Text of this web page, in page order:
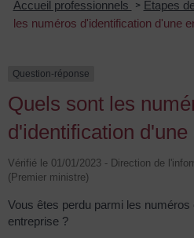
Accueil professionnels > Étapes
les numéros d'identification d'une
Question-réponse
Quels sont les
d'identification
Vérifié le 01/01/2023 - Direction de
(Premier ministre)
Vous êtes perdu parmi les numéros
entreprise ?